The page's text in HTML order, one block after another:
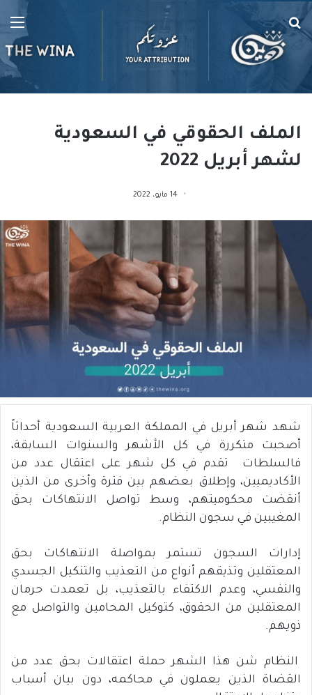
بحث
عن
الملف الحقوقي في السعودية
لشهر أبريل 2022
14 مايو، 2022
شهد شهر أبريل في المملكة العربية السعودية أحداثاً
أصحبت متكررة في كل الأشهر والسنوات السابقة،
فالسلطات تقدم في كل شهر على اعتقال عدد من
الأكاديميين، وإطلاق بعضهم بين فترة وأخرى من الذين
أنقضت محكوميتهم، وسط تواصل الانتهاكات بحق
المغيبين في سجون النظام.
إدارات السجون تستمر بمواصلة الانتهاكات بحق
المعتقلين وتذيقهم أنواع من التعذيب والتنكيل الجسدي
والنفسي، وعدم الاكتفاء بالتعذيب، بل تعمدت حرمان
المعتقلين من الحقوق، كتوكيل المحامين والتواصل مع
ذويهم.
النظام شن هذا الشهر حملة اعتقالات بحق عدد من
القضاة الذين يعملون في محاكمه، دون بيان أسباب